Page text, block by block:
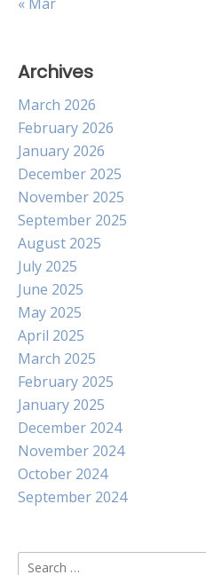
Archives
March 2026
February 2026
January 2026
December 2025
November 2025
September 2025
August 2025
July 2025
June 2025
May 2025
April 2025
March 2025
February 2025
January 2025
December 2024
November 2024
October 2024
September 2024
Search